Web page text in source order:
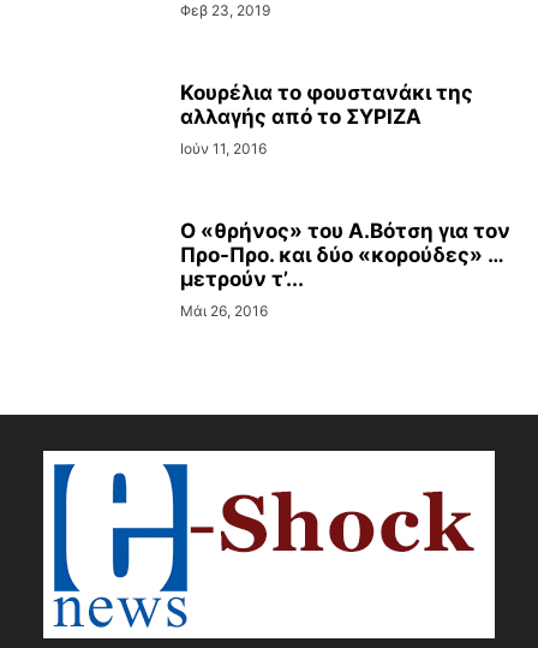
Φεβ 23, 2019
Κουρέλια το φουστανάκι της
αλλαγής από το ΣΥΡΙΖΑ
Ιούν 11, 2016
Ο «θρήνος» του Α.Βότση για τον
Προ-Προ. και δύο «κορούδες» …
μετρούν τ’...
Μάι 26, 2016